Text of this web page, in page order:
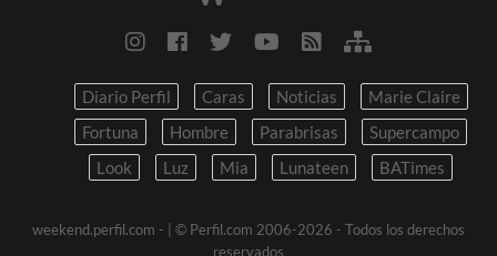
Diario Perfil Caras Noticias
Marie Claire
Fortuna
Hombre Parabrisas
Supercampo
Look
Luz Mia Lunateen BATimes
weekend.perfil.com -
| © Perfil.com 2006-2026 - Todos los derechos
reservados